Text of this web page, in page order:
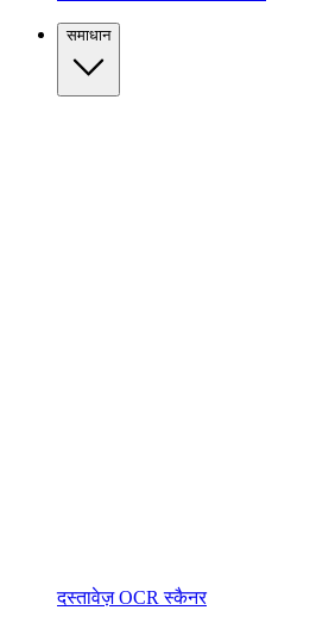
समाधान
दस्तावेज़ OCR स्कैनर